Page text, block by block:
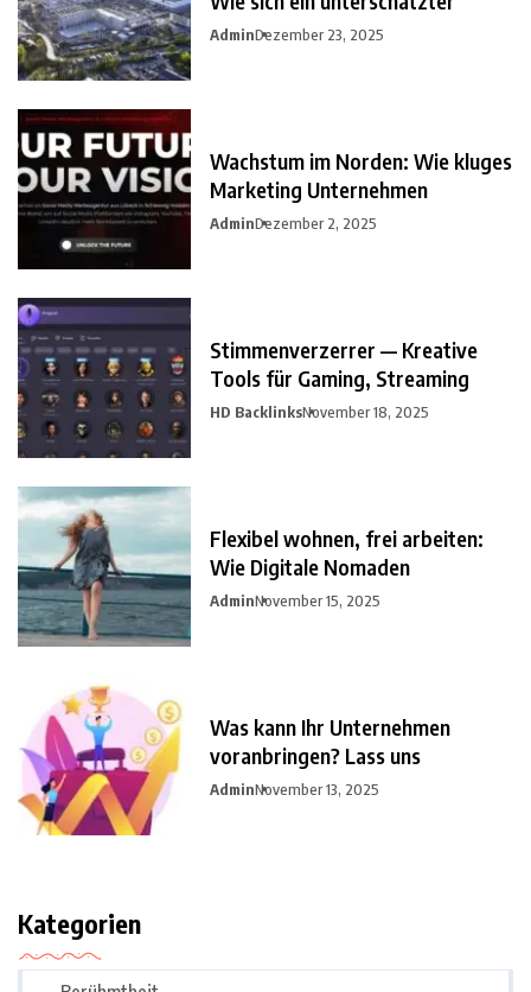
AdminDezember 23, 2025
Wachstum im Norden: Wie kluges
Marketing Unternehmen
AdminDezember 2, 2025
Stimmenverzerrer — Kreative
Tools für Gaming, Streaming
HD BacklinksNovember 18, 2025
Flexibel wohnen, frei arbeiten:
Wie Digitale Nomaden
AdminNovember 15, 2025
Was kann Ihr Unternehmen
voranbringen? Lass uns
AdminNovember 13, 2025
Kategorien